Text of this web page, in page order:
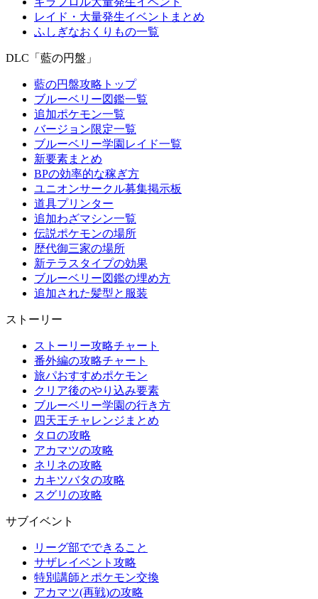
レイド・大量発生イベントまとめ
ふしぎなおくりもの一覧
DLC「藍の円盤」
藍の円盤攻略トップ
ブルーベリー図鑑一覧
追加ポケモン一覧
バージョン限定一覧
ブルーベリー学園レイド一覧
新要素まとめ
BPの効率的な稼ぎ方
ユニオンサークル募集掲示板
道具プリンター
追加わざマシン一覧
伝説ポケモンの場所
歴代御三家の場所
新テラスタイプの効果
ブルーベリー図鑑の埋め方
追加された髪型と服装
ストーリー
ストーリー攻略チャート
番外編の攻略チャート
旅パおすすめポケモン
クリア後のやり込み要素
ブルーベリー学園の行き方
四天王チャレンジまとめ
タロの攻略
アカマツの攻略
ネリネの攻略
カキツバタの攻略
スグリの攻略
サブイベント
リーグ部でできること
サザレイベント攻略
特別講師とポケモン交換
アカマツ(再戦)の攻略